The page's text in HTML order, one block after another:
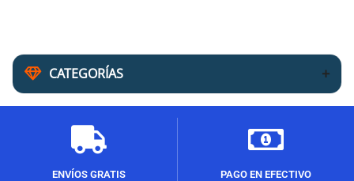
CATEGORÍAS
ENVÍOS GRATIS
PAGO EN EFECTIVO